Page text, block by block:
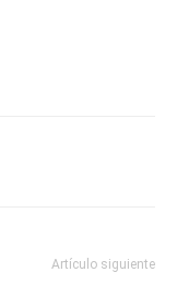
Artículo siguiente